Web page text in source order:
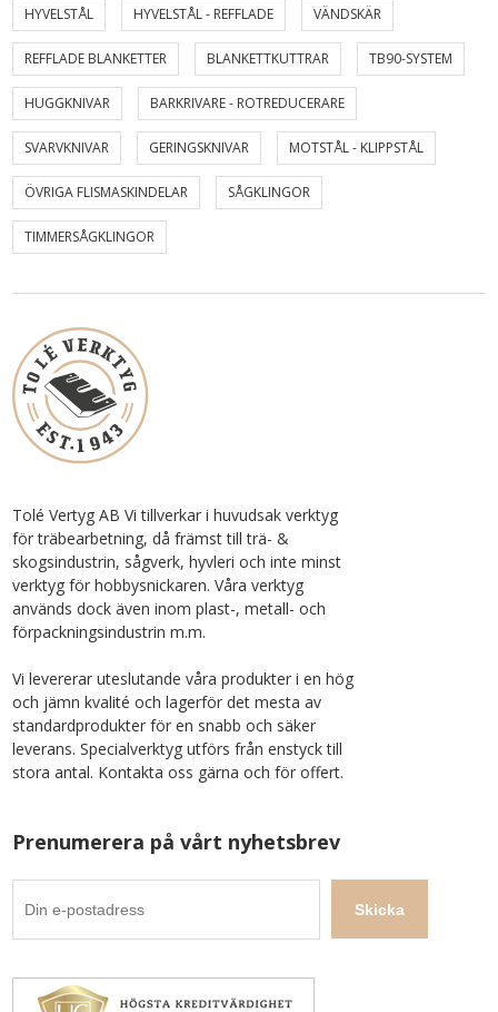
HYVELSTÅL HYVELSTÅL - REFFLADE VÄNDSKÄR
REFFLADE BLANKETTER BLANKETTKUTTRAR TB90-SYSTEM
HUGGKNIVAR BARKRIVARE - ROTREDUCERARE
SVARVKNIVAR GERINGSKNIVAR MOTSTÅL - KLIPPSTÅL
ÖVRIGA FLISMASKINDELAR SÅGKLINGOR
TIMMERSÅGKLINGOR
Tolé Vertyg AB Vi tillverkar i huvudsak verktyg
för träbearbetning, då främst till trä- &
skogsindustrin, sågverk, hyvleri och inte minst
verktyg för hobbysnickaren. Våra verktyg
används dock även inom plast-, metall- och
förpackningsindustrin m.m.
Vi levererar uteslutande våra produkter i en hög
och jämn kvalité och lagerför det mesta av
standardprodukter för en snabb och säker
leverans. Specialverktyg utförs från enstyck till
stora antal. Kontakta oss gärna och för offert.
Prenumerera på vårt nyhetsbrev